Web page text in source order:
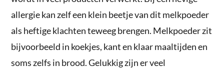
allergie kan zelf een klein beetje van dit melkpoeder
als heftige klachten teweeg brengen. Melkpoeder zit
bijvoorbeeld in koekjes, kant en klaar maaltijden en
soms zelfs in brood. Gelukkig zijn er veel